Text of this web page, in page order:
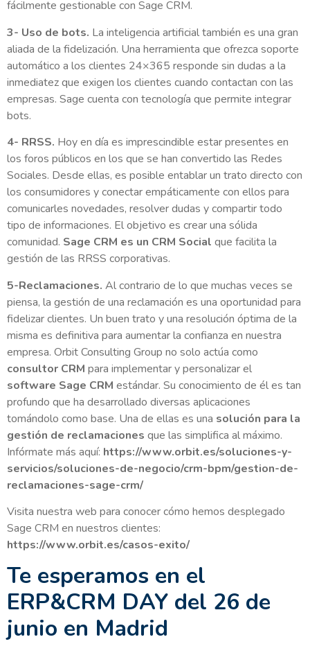
fácilmente gestionable con Sage CRM.
3- Uso de bots. La inteligencia artificial también es una gran
aliada de la fidelización. Una herramienta que ofrezca soporte
automático a los clientes 24×365 responde sin dudas a la
inmediatez que exigen los clientes cuando contactan con las
empresas. Sage cuenta con tecnología que permite integrar
bots.
4- RRSS. Hoy en día es imprescindible estar presentes en
los foros públicos en los que se han convertido las Redes
Sociales. Desde ellas, es posible entablar un trato directo con
los consumidores y conectar empáticamente con ellos para
comunicarles novedades, resolver dudas y compartir todo
tipo de informaciones. El objetivo es crear una sólida
comunidad. Sage CRM es un CRM Social que facilita la
gestión de las RRSS corporativas.
5-Reclamaciones. Al contrario de lo que muchas veces se
piensa, la gestión de una reclamación es una oportunidad para
fidelizar clientes. Un buen trato y una resolución óptima de la
misma es definitiva para aumentar la confianza en nuestra
empresa. Orbit Consulting Group no solo actúa como
consultor CRM para implementar y personalizar el
software Sage CRM estándar. Su conocimiento de él es tan
profundo que ha desarrollado diversas aplicaciones
tomándolo como base. Una de ellas es una solución para la
gestión de reclamaciones que las simplifica al máximo.
Infórmate más aquí: https://www.orbit.es/soluciones-y-
servicios/soluciones-de-negocio/crm-bpm/gestion-de-
reclamaciones-sage-crm/
Visita nuestra web para conocer cómo hemos desplegado
Sage CRM en nuestros clientes:
https://www.orbit.es/casos-exito/
Te esperamos en el
ERP&CRM DAY del 26 de
junio en Madrid